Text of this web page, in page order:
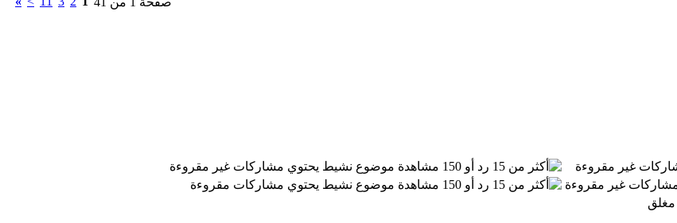
غير مقروءة
موضوع نشيط يحتوي مشاركات غير مقروءة
مشاركات غير مقروءة
موضوع نشيط يحتوي مشاركات مقروءة
مغلق